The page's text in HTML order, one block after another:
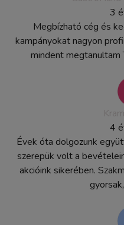
3
Megbízható cég és
kampányokat nagyon
mindent megtanultam
4
Évek óta dolgozunk
szerepük volt a
akcióink sikerében.